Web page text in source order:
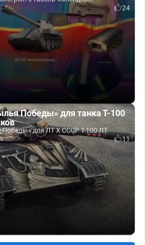
24
Победы» для танка Т-100
Победы» для ЛТ Х СССР Т-100 ЛТ.
11